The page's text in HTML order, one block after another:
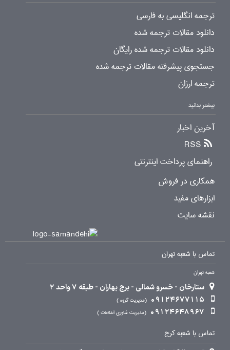
ترجمه انگلیسی به فارسی
دانلود مقالات ترجمه شده
دانلود مقالات ترجمه شده رایگان
جستجوی پیشرفته مقالات ترجمه شده
ترجمه ارزان
بیشتر بدانید
آخرین اخبار
RSS
راهنمای پرداخت اینترنتی
همکاری در فروش
ابزارهای مفید
نقشه سایت
تماس با شعبه تهران
شعبه تهران
ستارخان - خسرو شمالی - برج بهاران - طبقه 7 واحد 2
09124677115
مدیریت گروه
09124648967 مدیریت فناوری اطلاعات
تماس با شعبه کرج